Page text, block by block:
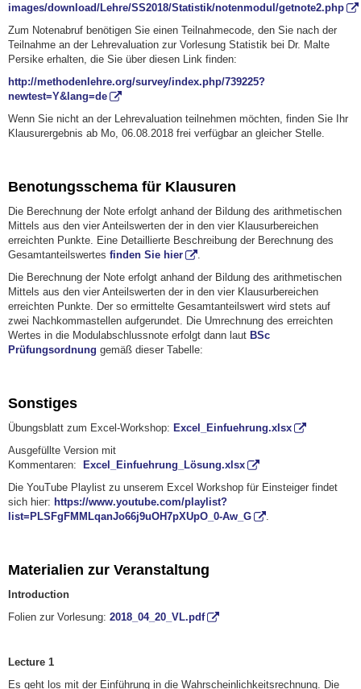
images/download/Lehre/SS2018/Statistik/notenmodul/getnote2.php
Zum Notenabruf benötigen Sie einen Teilnahmecode, den Sie nach der
Teilnahme an der Lehrevaluation zur Vorlesung Statistik bei Dr. Malte
Persike erhalten, die Sie über diesen Link finden:
http://methodenlehre.org/survey/index.php/739225?
newtest=Y&lang=de
Wenn Sie nicht an der Lehrevaluation teilnehmen möchten, finden Sie Ihr
Klausurergebnis ab Mo, 06.08.2018 frei verfügbar an gleicher Stelle.
Benotungsschema für Klausuren
Die Berechnung der Note erfolgt anhand der Bildung des arithmetischen
Mittels aus den vier Anteilswerten der in den vier Klausurbereichen
erreichten Punkte. Eine Detaillierte Beschreibung der Berechnung des
Gesamtanteilswertes finden Sie hier
.
Die Berechnung der Note erfolgt anhand der Bildung des arithmetischen
Mittels aus den vier Anteilswerten der in den vier Klausurbereichen
erreichten Punkte. Der so ermittelte Gesamtanteilswert wird stets auf
zwei Nachkommastellen aufgerundet. Die Umrechnung des erreichten
Wertes in die Modulabschlussnote erfolgt dann laut BSc
Prüfungsordnung gemäß dieser Tabelle:
Sonstiges
Übungsblatt zum Excel-Workshop: Excel_Einfuehrung.xlsx
Ausgefüllte Version mit
Kommentaren:
Excel_Einfuehrung_Lösung.xlsx
Die YouTube Playlist zu unserem Excel Workshop für Einsteiger findet
sich hier: https://www.youtube.com/playlist?
list=PLSFgFMMLqanJo66j9uOH7pXUpO_0-Aw_G
.
Materialien zur Veranstaltung
Introduction
Folien zur Vorlesung: 2018_04_20_VL.pdf
Lecture 1
Es geht los mit der Einführung in die Wahrscheinlichkeitsrechnung. Die